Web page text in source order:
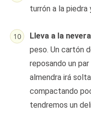
turrón a la piedra
Lleva a la
peso. Un cartón
reposando un
almendra irá
compactando
tendremos un